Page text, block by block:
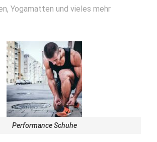
Yogamatten und vieles mehr
Performance Schuhe